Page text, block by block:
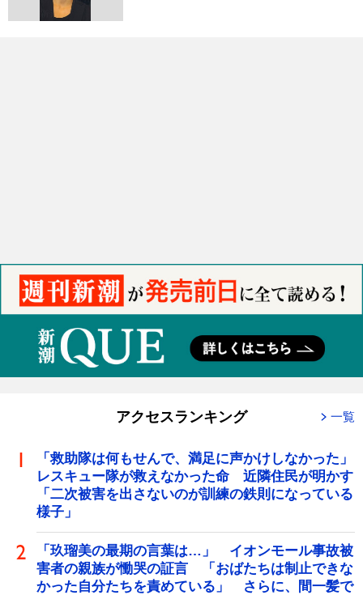
アクセスランキング 一覧
「救助隊は何もせんで、満足に声かけしなかった」
レスキュー隊が救えなかった命 近隣住民が明かす
「二次被害を出さないのが訓練の鉄則になっている
様子」
「玖瑠美の最期の言葉は…」 イオンモール事故被
害者の親族が慟哭の証言 「おばたちは制止できな
かった自分たちを責めている」 さらに、間一髪で